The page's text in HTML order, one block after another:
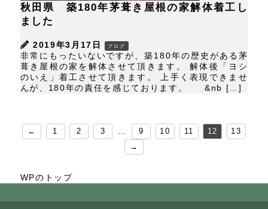
秋田県 築180年茅葺き屋根の家解体着工し
ました
2019年3月17日 ブログ
非常にもったいないですが、築180年の歴史がある茅
葺き屋根の家を解体させて頂きます。 解体後「ヨシ
のいえ」着工させて頂きます。 上手く表現できませ
んが、180年の責任を感じております。 &nb […]
← 1 2 3 … 9 10 11 12
13
→
WPのトップ